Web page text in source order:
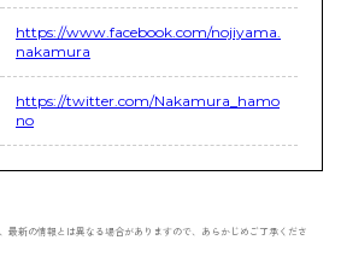
https://www.facebook.com/nojiyama.
nakamura
https://twitter.com/Nakamura_hamo
no
最新の情報とは異なる場合がありますので、あらかじめご了承くださ